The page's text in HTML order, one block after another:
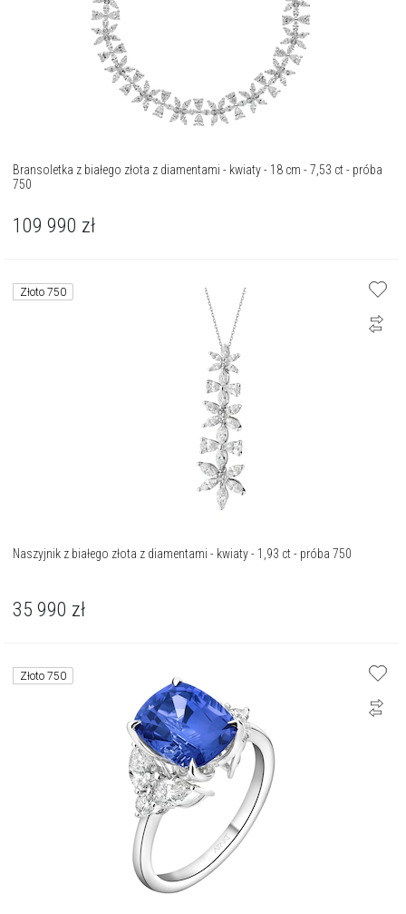
Bransoletka z białego złota z diamentami - kwiaty - 18 cm - 7,53 ct - próba
750
109 990 zł
Złoto 750
Naszyjnik z białego złota z diamentami - kwiaty - 1,93 ct - próba 750
35 990 zł
Złoto 750